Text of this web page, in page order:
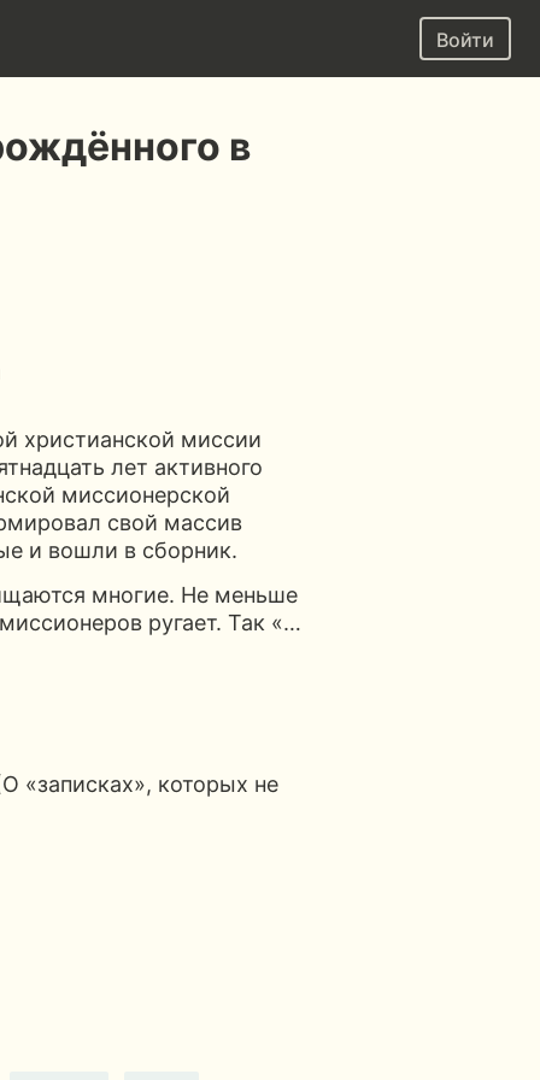
Войти
в
христианской миссии
лет активного
миссионерской
свой массив
и вошли в сборник.
многие. Не меньше
ругает. Так «…
которых не